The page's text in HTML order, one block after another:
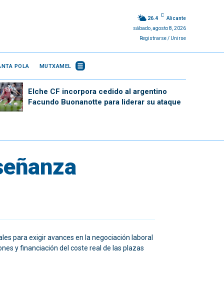
26.4
C
Alicante
sábado, agosto 8, 2026
Registrarse / Unirse
POLA MUTXAMEL
Elche CF incorpora cedido al argentino
Facundo Buonanotte para liderar su ataque
para exigir avances en la negociación laboral
y financiación del coste real de las plazas